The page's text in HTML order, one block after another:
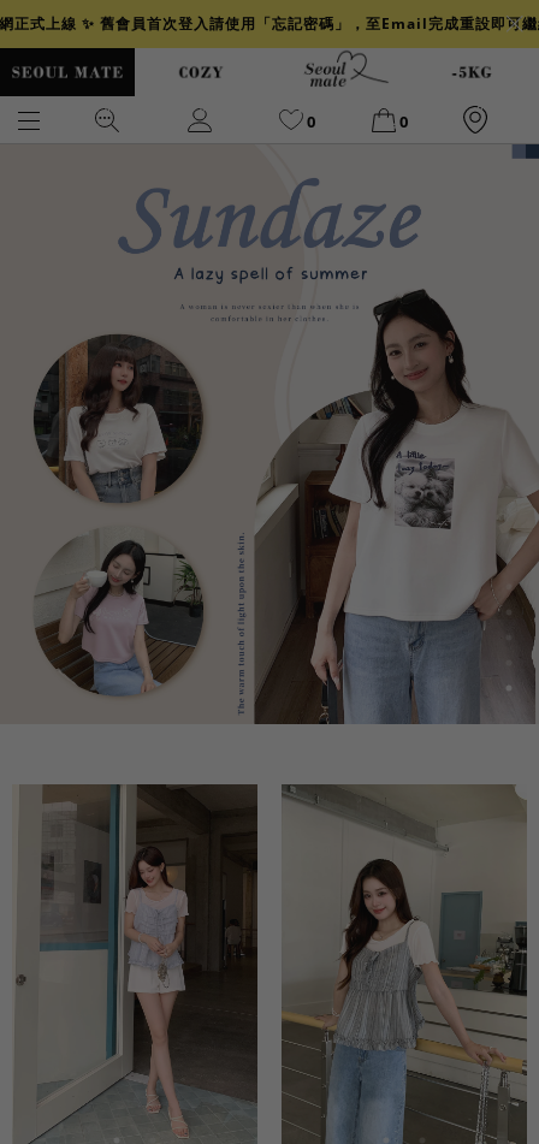
正式上線 ✨ 舊會員首次登入請使用「忘記密碼」，至Email完成重設即可
0 0
背心
透膚 小香 牛仔
襯衫 褲裙 冰感
涼感